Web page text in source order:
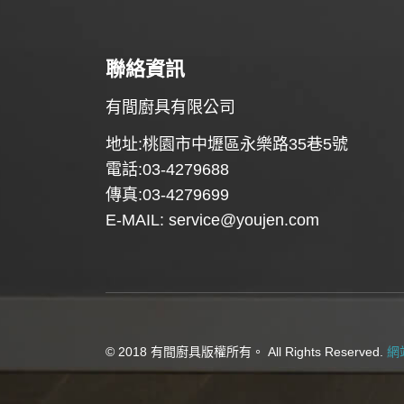
聯絡資訊
有間廚具有限公司
地址:桃園市中壢區永樂路35巷5號
電話:03-4279688
傳真:03-4279699
E-MAIL: service@youjen.com
© 2018 有間廚具版權所有。 All Rights Reserved. 網